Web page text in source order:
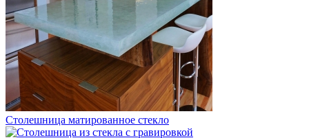
Столешница матированное стекло